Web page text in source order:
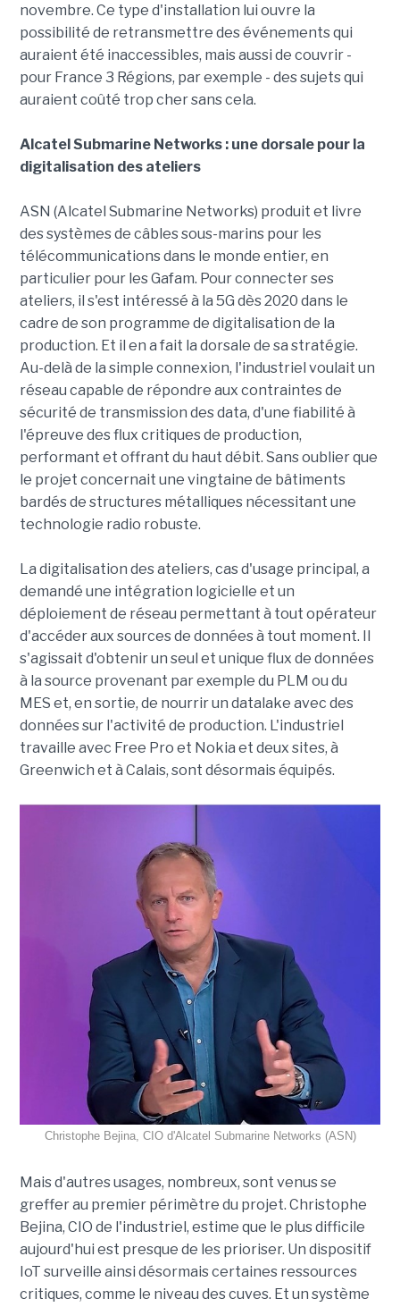
novembre. Ce type d'installation lui ouvre la
possibilité de retransmettre des événements qui
auraient été inaccessibles, mais aussi de couvrir -
pour France 3 Régions, par exemple - des sujets qui
auraient coûté trop cher sans cela.
Alcatel Submarine Networks : une dorsale pour la
digitalisation des ateliers
ASN (Alcatel Submarine Networks) produit et livre
des systèmes de câbles sous-marins pour les
télécommunications dans le monde entier, en
particulier pour les Gafam. Pour connecter ses
ateliers, il s'est intéressé à la 5G dès 2020 dans le
cadre de son programme de digitalisation de la
production. Et il en a fait la dorsale de sa stratégie.
Au-delà de la simple connexion, l'industriel voulait un
réseau capable de répondre aux contraintes de
sécurité de transmission des data, d'une fiabilité à
l'épreuve des flux critiques de production,
performant et offrant du haut débit. Sans oublier que
le projet concernait une vingtaine de bâtiments
bardés de structures métalliques nécessitant une
technologie radio robuste.
La digitalisation des ateliers, cas d'usage principal, a
demandé une intégration logicielle et un
déploiement de réseau permettant à tout opérateur
d'accéder aux sources de données à tout moment. Il
s'agissait d'obtenir un seul et unique flux de données
à la source provenant par exemple du PLM ou du
MES et, en sortie, de nourrir un datalake avec des
données sur l'activité de production. L'industriel
travaille avec Free Pro et Nokia et deux sites, à
Greenwich et à Calais, sont désormais équipés.
Christophe Bejina, CIO d'Alcatel Submarine Networks (ASN)
Mais d'autres usages, nombreux, sont venus se
greffer au premier périmètre du projet. Christophe
Bejina, CIO de l'industriel, estime que le plus difficile
aujourd'hui est presque de les prioriser. Un dispositif
IoT surveille ainsi désormais certaines ressources
critiques, comme le niveau des cuves. Et un système